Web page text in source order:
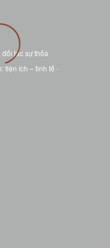
tác sự thỏa
tiện ích – tinh tế -